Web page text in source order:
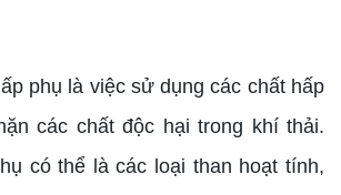
phụ là việc sử dụng các chất hấp
các chất độc hại trong khí thải.
có thể là các loại than hoạt tính,